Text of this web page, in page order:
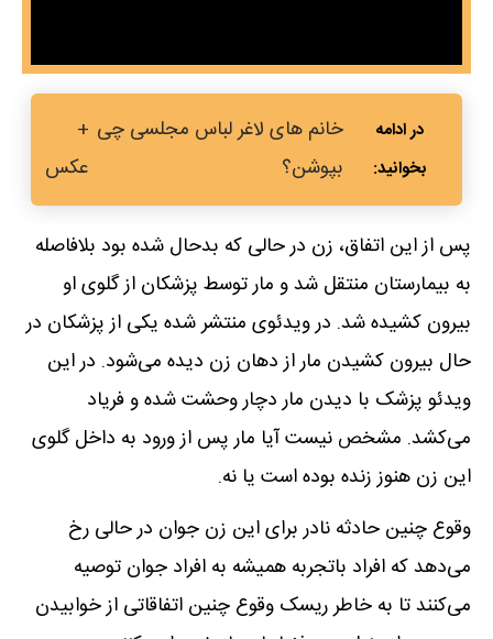
خانم های لاغر لباس مجلسی چی
بپوشن؟
+
عکس
پس از این اتفاق، زن در حالی که بدحال شده بود بلافاصله
به بیمارستان منتقل شد و مار توسط پزشکان از گلوی او
بیرون کشیده شد. در ویدئوی منتشر شده یکی از پزشکان در
حال بیرون کشیدن مار از دهان زن دیده می‌شود. در این
ویدئو پزشک با دیدن مار دچار وحشت شده و فریاد
می‌کشد. مشخص نیست آیا مار پس از ورود به داخل گلوی
این زن هنوز زنده بوده است یا نه.
وقوع چنین حادثه‌ نادر برای این زن جوان در حالی رخ
می‌دهد که افراد باتجربه همیشه به افراد جوان توصیه
می‌کنند تا به خاطر ریسک وقوع چنین اتفاقاتی از خوابیدن